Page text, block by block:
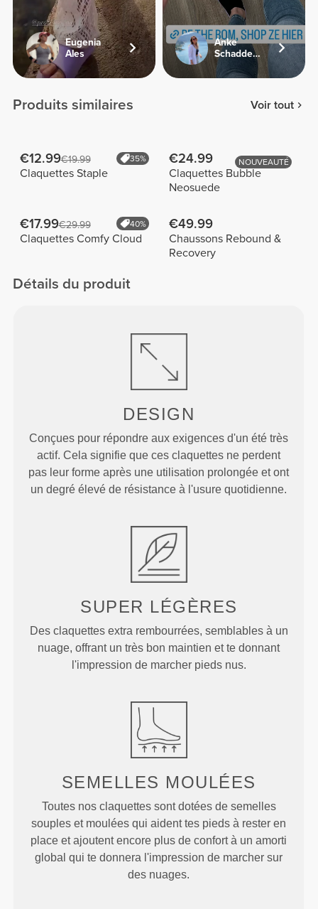
Eugenia
Ales
Anke
Schaddelee
Produits similaires Voir tout
€12.99€19.99 35%
Claquettes Staple
NOUVEAUTÉ
€24.99
Claquettes Bubble
Neosuede
€17.99€29.99 40%
Claquettes Comfy Cloud
€49.99
Chaussons Rebound &
Recovery
Détails du produit
DESIGN
Conçues pour répondre aux exigences d'un été très
actif. Cela signifie que ces claquettes ne perdent
pas leur forme après une utilisation prolongée et ont
un degré élevé de résistance à l'usure quotidienne.
SUPER LÉGÈRES
Des claquettes extra rembourrées, semblables à un
nuage, offrant un très bon maintien et te donnant
l'impression de marcher pieds nus.
SEMELLES MOULÉES
Toutes nos claquettes sont dotées de semelles
souples et moulées qui aident tes pieds à rester en
place et ajoutent encore plus de confort à un amorti
global qui te donnera l'impression de marcher sur
des nuages.